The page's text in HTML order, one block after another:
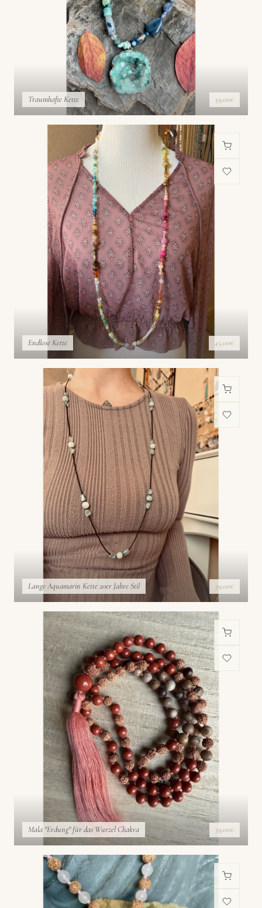
Traumhafte Kette 59,00€
Endlose Kette 45,00€
Lange Aquamarin Kette 20er Jahre Stil 59,00€
Mala "Erdung" für das Wurzel Chakra 59,00€